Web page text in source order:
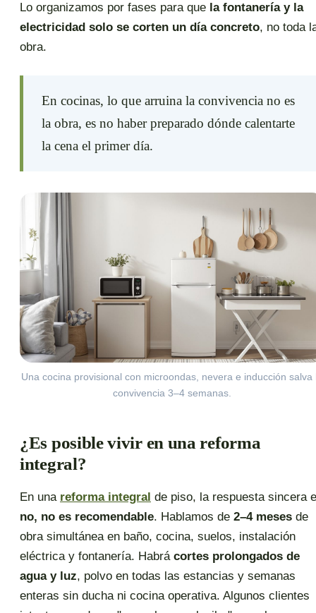
Lo organizamos por fases para que la fontanería y la
electricidad solo se corten un día concreto, no toda
obra.
En cocinas, lo que arruina la convivencia no es
la obra, es no haber preparado dónde calentarte
la cena el primer día.
Una cocina provisional con microondas, nevera e inducción salva
convivencia 3–4 semanas.
¿Es posible vivir en una reforma
integral?
En una reforma integral de piso, la respuesta sincera
no, no es recomendable. Hablamos de 2–4 meses de
obra simultánea en baño, cocina, suelos, instalación
eléctrica y fontanería. Habrá cortes prolongados de
agua y luz, polvo en todas las estancias y semanas
enteras sin ducha ni cocina operativa. Algunos clientes